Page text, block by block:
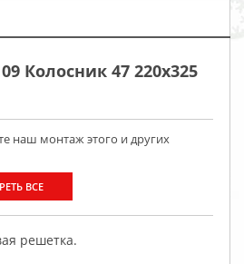
Колосник 47 220x325
наш монтаж этого и других
ВСЕ
решетка.